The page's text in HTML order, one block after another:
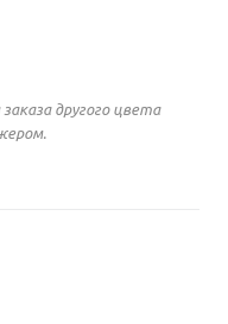
другого цвета